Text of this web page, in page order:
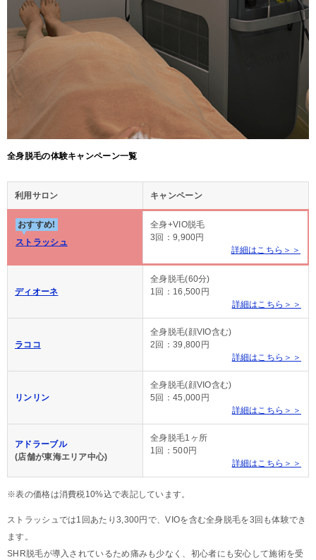
全身脱毛の体験キャンペーン一覧
利用サロン キャンペーン
おすすめ!
ストラッシュ
全身+VIO脱毛
3回：9,900円
詳細はこちら＞＞
ディオーネ
全身脱毛(60分)
1回：16,500円
詳細はこちら＞＞
ラココ
全身脱毛(顔VIO含む)
2回：39,800円
詳細はこちら＞＞
リンリン
全身脱毛(顔VIO含む)
5回：45,000円
詳細はこちら＞＞
アドラーブル
(店舗が東海エリア中心)
全身脱毛1ヶ所
1回：500円
詳細はこちら＞＞
※表の価格は消費税10%込で表記しています。
ストラッシュでは1回あたり3,300円で、VIOを含む全身脱毛を3回も体験でき
ます。
SHR脱毛が導入されているため痛みも少なく、初心者にも安心して施術を受